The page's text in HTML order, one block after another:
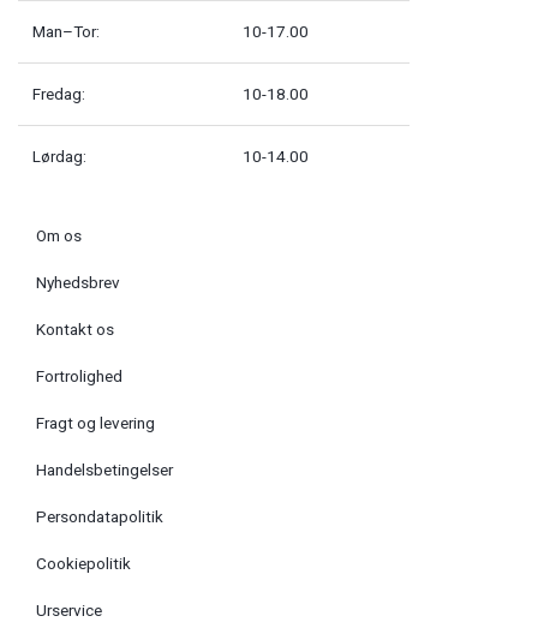
Man–Tor: 10-17.00
Fredag: 10-18.00
Lørdag: 10-14.00
Om os
Nyhedsbrev
Kontakt os
Fortrolighed
Fragt og levering
Handelsbetingelser
Persondatapolitik
Cookiepolitik
Urservice